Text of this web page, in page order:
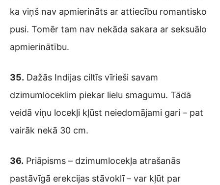
ka viņš nav apmierināts ar attiecību romantisko
pusi. Tomēr tam nav nekāda sakara ar seksuālo
apmierinātību.
35. Dažās Indijas ciltīs vīrieši savam
dzimumloceklim piekar lielu smagumu. Tādā
veidā viņu locekļi kļūst neiedomājami gari – pat
vairāk nekā 30 cm.
36. Priāpisms – dzimumlocekļa atrašanās
pastāvīgā erekcijas stāvoklī – var kļūt par